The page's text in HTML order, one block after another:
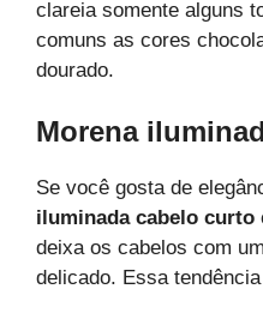
clareia somente alguns
comuns as cores
dourado.
Morena
Se você gosta de
iluminada cabelo curto
deixa os cabelos com
delicado. Essa